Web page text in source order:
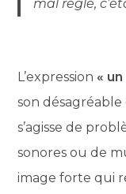
mal réglé,
L’expression «
son désagréable
s’agisse de
sonores ou de
image forte qui